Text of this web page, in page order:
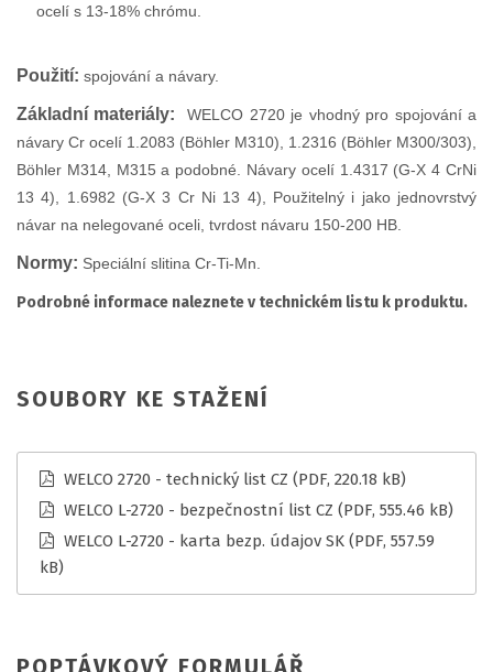
ocelí s 13-18% chrómu.
Použití: spojování a návary.
Základní materiály:
WELCO 2720 je vhodný pro spojování a
návary Cr ocelí 1.2083 (Böhler M310), 1.2316 (Böhler M300/303),
Böhler M314, M315 a podobné. Návary ocelí 1.4317 (G-X 4 CrNi
13 4), 1.6982 (G-X 3 Cr Ni 13 4), Použitelný i jako jednovrstvý
návar na nelegované oceli, tvrdost návaru 150-200 HB.
Normy: Speciální slitina Cr-Ti-Mn.
Podrobné informace naleznete v technickém listu k produktu.
SOUBORY KE STAŽENÍ
WELCO 2720 - technický list CZ (PDF, 220.18 kB)
WELCO L-2720 - bezpečnostní list CZ (PDF, 555.46 kB)
WELCO L-2720 - karta bezp. údajov SK (PDF, 557.59
kB)
POPTÁVKOVÝ FORMULÁŘ